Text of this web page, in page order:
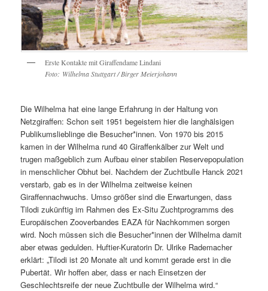
Erste Kontakte mit Giraffendame Lindani
Foto: Wilhelma Stuttgart / Birger Meierjohann
Die Wilhelma hat eine lange Erfahrung in der Haltung von
Netzgiraffen: Schon seit 1951 begeistern hier die langhälsigen
Publikumslieblinge die Besucher*innen. Von 1970 bis 2015
kamen in der Wilhelma rund 40 Giraffenkälber zur Welt und
trugen maßgeblich zum Aufbau einer stabilen Reservepopulation
in menschlicher Obhut bei. Nachdem der Zuchtbulle Hanck 2021
verstarb, gab es in der Wilhelma zeitweise keinen
Giraffennachwuchs. Umso größer sind die Erwartungen, dass
Tilodi zukünftig im Rahmen des Ex-Situ Zuchtprogramms des
Europäischen Zooverbandes EAZA für Nachkommen sorgen
wird. Noch müssen sich die Besucher*innen der Wilhelma damit
aber etwas gedulden. Huftier-Kuratorin Dr. Ulrike Rademacher
erklärt: „Tilodi ist 20 Monate alt und kommt gerade erst in die
Pubertät. Wir hoffen aber, dass er nach Einsetzen der
Geschlechtsreife der neue Zuchtbulle der Wilhelma wird.“